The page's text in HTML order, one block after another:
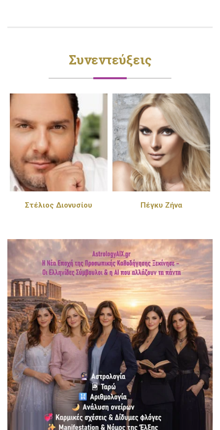
Συνεντεύξεις
Πέγκυ Ζήνα Παντελής Καναράκης